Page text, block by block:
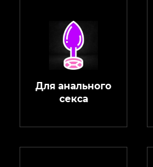
Для анального
секса